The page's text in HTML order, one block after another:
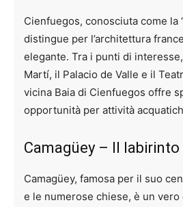
Cienfuegos, conosciuta come la
distingue per l’architettura
elegante. Tra i punti di
Martí, il Palacio de Valle e il
vicina Baia di Cienfuegos offre
opportunità per attività
Camagüey – Il
Camagüey, famosa per il suo
e le numerose chiese, è un